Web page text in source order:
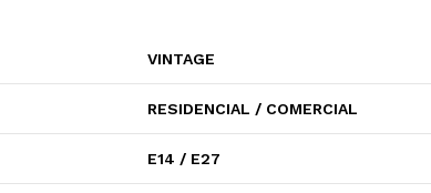
VINTAGE
RESIDENCIAL / COMERCIAL
E14 / E27